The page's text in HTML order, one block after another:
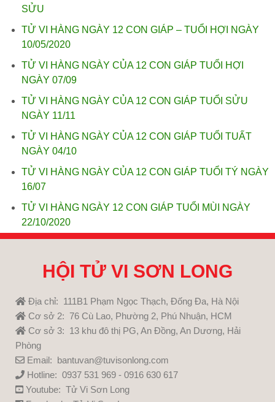
SỬU
TỬ VI HÀNG NGÀY 12 CON GIÁP – TUỔI HỢI NGÀY
10/05/2020
TỬ VI HÀNG NGÀY CỦA 12 CON GIÁP TUỔI HỢI
NGÀY 07/09
TỬ VI HÀNG NGÀY CỦA 12 CON GIÁP TUỔI SỬU
NGÀY 11/11
TỬ VI HÀNG NGÀY CỦA 12 CON GIÁP TUỔI TUẤT
NGÀY 04/10
TỬ VI HÀNG NGÀY CỦA 12 CON GIÁP TUỔI TÝ NGÀY
16/07
TỬ VI HÀNG NGÀY 12 CON GIÁP TUỔI MÙI NGÀY
22/10/2020
HỘI TỬ VI SƠN LONG
Địa chỉ: 111B1 Phạm Ngọc Thạch, Đống Đa, Hà Nội
Cơ sở 2: 76 Cù Lao, Phường 2, Phú Nhuận, HCM
Cơ sở 3: 13 khu đô thị PG, An Đồng, An Dương, Hải
Phòng
Email: bantuvan@tuvisonlong.com
Hotline: 0937 531 969 - 0916 630 617
Youtube: Tử Vi Sơn Long